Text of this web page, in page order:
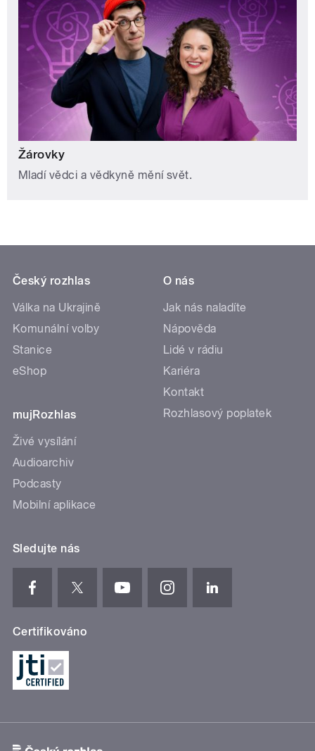
Žárovky
Mladí vědci a vědkyně mění svět.
Český rozhlas
Válka na Ukrajině
Komunální volby
Stanice
eShop
mujRozhlas
Živé vysílání
Audioarchiv
Podcasty
Mobilní aplikace
O nás
Jak nás naladíte
Nápověda
Lidé v rádiu
Kariéra
Kontakt
Rozhlasový poplatek
Sledujte nás
Certifikováno